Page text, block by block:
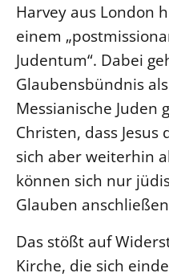
Harvey aus London
einem
Judentum“. Dabei
Glaubensbündnis
Messianische Juden
Christen, dass Jesus
sich aber weiterhin
können sich nur
Glauben
Das stößt auf
Kirche, die sich